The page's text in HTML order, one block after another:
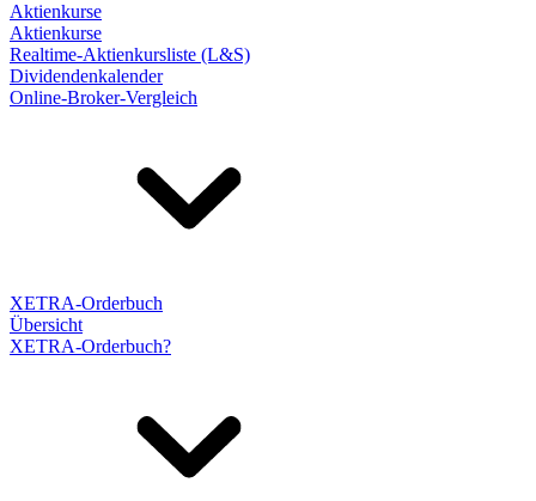
Aktienkurse
Aktienkurse
Realtime-Aktienkursliste (L&S)
Dividendenkalender
Online-Broker-Vergleich
XETRA-Orderbuch
Übersicht
XETRA-Orderbuch?